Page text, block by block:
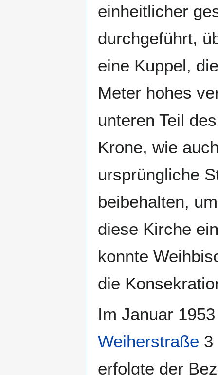
einheitlicher
durchgeführt,
eine Kuppel,
Meter hohes
unteren Teil
Krone, wie
ursprüngliche
beibehalten,
diese Kirche
konnte
die
Im Januar
Weiherstraße 3
erfolgte der